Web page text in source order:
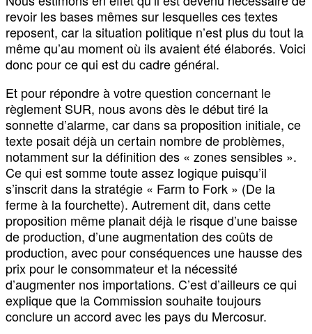
revoir les bases mêmes sur lesquelles ces textes
reposent, car la situation politique n’est plus du tout la
même qu’au moment où ils avaient été élaborés. Voici
donc pour ce qui est du cadre général.
Et pour répondre à votre question concernant le
règlement SUR, nous avons dès le début tiré la
sonnette d’alarme, car dans sa proposition initiale, ce
texte posait déjà un certain nombre de problèmes,
notamment sur la définition des « zones sensibles ».
Ce qui est somme toute assez logique puisqu’il
s’inscrit dans la stratégie « Farm to Fork » (De la
ferme à la fourchette). Autrement dit, dans cette
proposition même planait déjà le risque d’une baisse
de production, d’une augmentation des coûts de
production, avec pour conséquences une hausse des
prix pour le consommateur et la nécessité
d’augmenter nos importations. C’est d’ailleurs ce qui
explique que la Commission souhaite toujours
conclure un accord avec les pays du Mercosur.